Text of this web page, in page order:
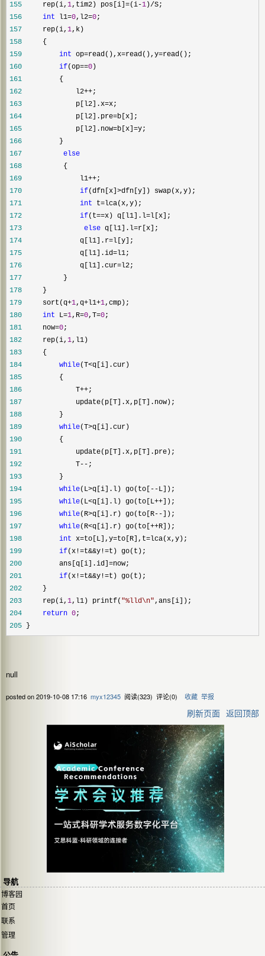
155
     rep(i,
1,tim2) pos[i]=(i-1)/
156
int l1=0,l2=0
157
     rep(i,
1
158
159
int op=read(),x=read(),y=
160
if(op==0
161
162
             l2++
163
             p[l2].x=
164
             p[l2].pre=
165
             p[l2].now=b[x]=
166
167
else
168
169
              l1++
170
if(dfn[x]>
171
int t=
172
if(t==x) q[l1].l=
173
else q[l1].l=
174
              q[l1].r=
175
              q[l1].id=
176
              q[l1].cur=
177
178
179
     sort(q+
1,q+l1+1
180
int L=1,R=0,T=0
181
     now=
0
182
     rep(i,
1
183
184
while(T<
185
186
             T++
187
188
189
while(T>
190
191
192
             T--
193
194
while(L>q[i].l) go(to[--
195
while(L<q[i].l) go(to[L++
196
while(R>q[i].r) go(to[R--
197
while(R<q[i].r) go(to[++
198
int x=to[L],y=to[R],t=
199
if(x!=t&&y!=
200
         ans[q[i].id]=
201
if(x!=t&&y!=
202
203
     rep(i,
1,l1) printf( "%lld\n"
204
return 0
205 }
null
posted on2019-10-08 17:16 myx12345 阅读(323) 评论(0) 收藏 举报
刷新页面 返回顶部
导航
博客园
首页
联系
管理